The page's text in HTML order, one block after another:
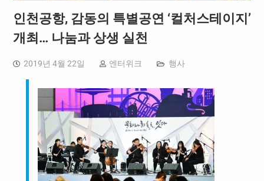
인천공항, 감동의 특별공연 ‘컬처스테이지’
개최… 나눔과 상생 실천
2019년 4월 22일 엔터위크 행사